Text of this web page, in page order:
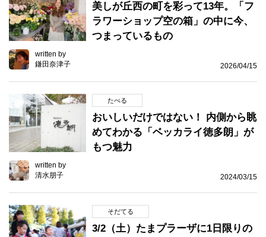
美しが丘西の町を彩って13年。「フ
ラワーショップ空の箱」の中に今、
つまっているもの
written by
鎌田奈津子
2026/04/15
たべる
おいしいだけではない！ 内側から眺
めてわかる「ベッカライ徳多朗」が
もつ魅力
written by
清水朋子
2024/03/15
そだてる
3/2（土）たまプラーザに1日限りの